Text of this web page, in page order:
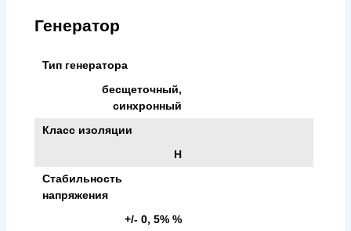
Генератор
Тип генератора
бесщеточный,
синхронный
Класс изоляции
H
Стабильность
напряжения
+/- 0, 5% %